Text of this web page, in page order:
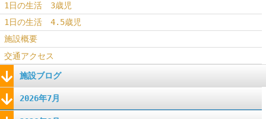
1日の生活 3歳児
1日の生活 4.5歳児
施設概要
交通アクセス
施設ブログ
2026年7月